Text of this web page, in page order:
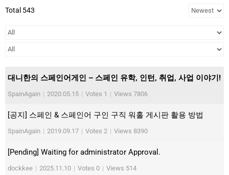
Total 543
대니한의 스페인어게인 – 스페인 유학, 인턴, 취업, 사업 이야기!
SpainAgain | 2020.05.15 | Votes 1 | Views 7806
[공지] 스페인 & 스페인어 구인 구직 워홀 게시판 활용 방법
SpainAgain | 2019.09.17 | Votes 2 | Views 8390
[Pending] Waiting for administrator Approval.
dockkee | 2025.11.10 | Votes 0 | Views 514